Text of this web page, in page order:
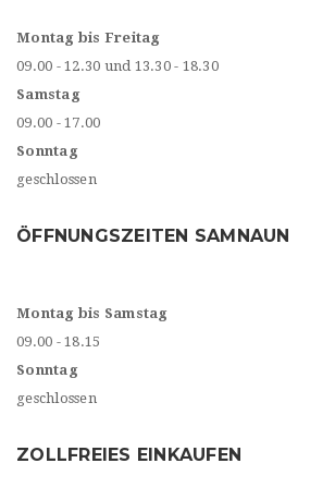
Montag bis Freitag
09.00 - 12.30 und 13.30 - 18.30
Samstag
09.00 - 17.00
Sonntag
geschlossen
ÖFFNUNGSZEITEN SAMNAUN
Montag bis Samstag
09.00 - 18.15
Sonntag
geschlossen
ZOLLFREIES EINKAUFEN